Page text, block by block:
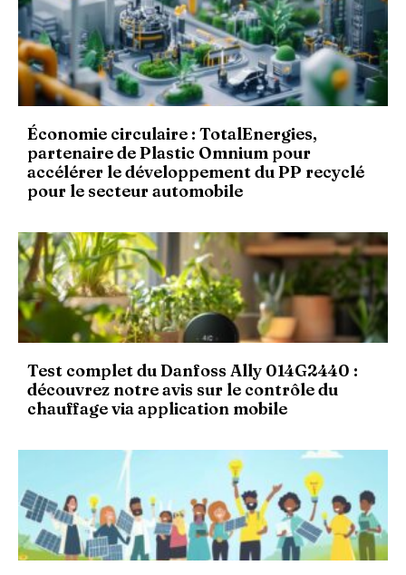
Économie circulaire : TotalEnergies,
partenaire de Plastic Omnium pour
accélérer le développement du PP recyclé
pour le secteur automobile
Test complet du Danfoss Ally 014G2440 :
découvrez notre avis sur le contrôle du
chauffage via application mobile